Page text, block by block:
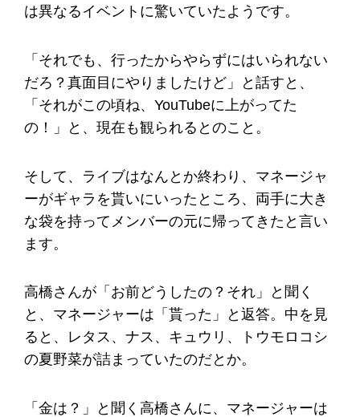
は異なるイベントに驚いていたようです。
「それでも、行ったからやらずにはいられない
だろ？真面目にやりましたけど」と話すと、
「それがこの頃ね、YouTubeに上がってた
の！」と、現在も観られるとのこと。
そして、ライブはなんとか終わり、マネージャ
ーがギャラを貰いにいったところ、両手に大き
な袋を持ってメンバーの元に帰ってきたと言い
ます。
高橋さんが「お前どうしたの？それ」と聞く
と、マネージャーは「貰った」と返答。中を見
ると、レタス、ナス、キュウリ、トウモロコシ
の夏野菜が詰まっていたのだとか。
「金は？」と聞く高橋さんに、マネージャーは